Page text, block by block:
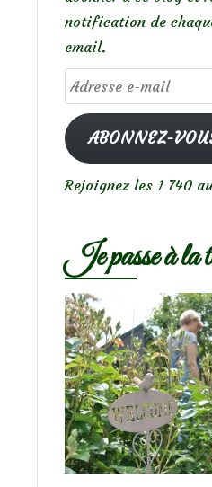
notification de
email.
Adresse
e-
mailABONNEZ-
Rejoignez les 1 740
Je passe à la